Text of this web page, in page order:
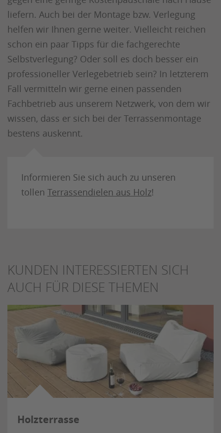
liefern. Auch bei der Montage bzw. Verlegung
helfen wir Ihnen gerne weiter. Vielleicht reichen
schon ein paar Tipps für die fachgerechte
Selbstverlegung? Oder soll es doch besser ein
professioneller Verlegebetrieb sein? In letzterem
Fall vermitteln wir gerne einen passenden
Fachbetrieb aus unserem Netzwerk, von dem wir
wissen, dass er sich bei der Terrassenmontage
bestens auskennt.
Informieren Sie sich auch zu unseren
tollen Terrassendielen aus Holz!
KUNDEN INTERESSIERTEN SICH
AUCH FÜR DIESE THEMEN
Holzterrasse